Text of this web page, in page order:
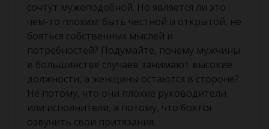
сочтут мужеподобной. Но является ли это
чем-то плохим: быть честной и открытой, не
бояться собственных мыслей и
потребностей? Подумайте, почему мужчины
в большинстве случаев занимают высокие
должности, а женщины остаются в стороне?
Не потому, что они плохие руководители
или исполнители, а потому, что боятся
озвучить свои притязания.